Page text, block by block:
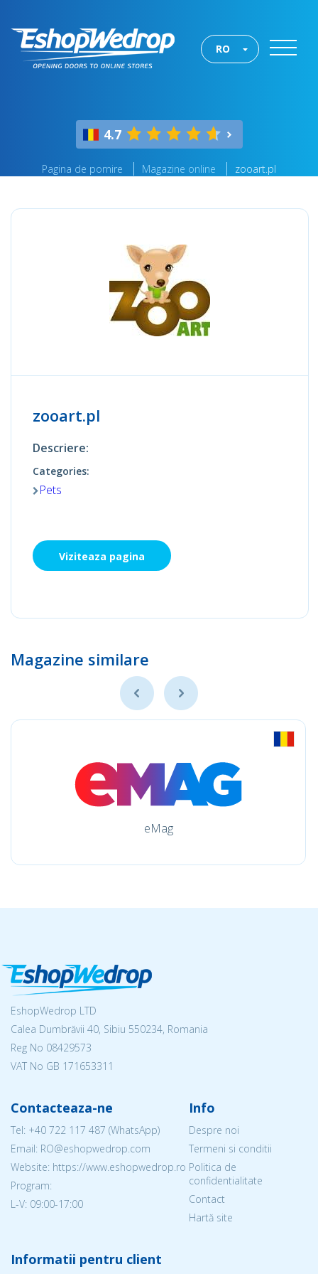
RO
4.7
Pagina de pornire Magazine online zooart.pl
zooart.pl
Descriere:
Categories:
Pets
Viziteaza pagina
Magazine similare
eMag
EshopWedrop LTD
Calea Dumbrăvii 40, Sibiu 550234, Romania
Reg No 08429573
VAT No GB 171653311
Contacteaza-ne
Tel: +40 722 117 487 (WhatsApp)
Email: RO@eshopwedrop.com
Website: https://www.eshopwedrop.ro
Program:
L-V: 09:00-17:00
Info
Despre noi
Termeni si conditii
Politica de
confidentialitate
Contact
Hartă site
Informatii pentru client